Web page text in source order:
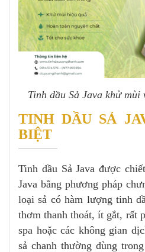
Tinh dầu Sả Java khử
TINH DẦU SẢ
BIỆT
Tinh dầu Sả Java được
Java bằng phương pháp
loại sả có hàm lượng tinh
thơm thanh thoát, ít gắt, rất
spa hoặc các không gian
sả chanh thường dùng